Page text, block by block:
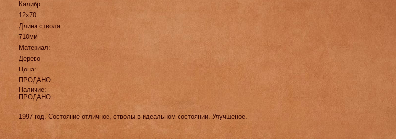
Калибр:
12х70
Длина ствола:
710мм
Материал:
Дерево
Цена:
ПРОДАНО
Наличие:
ПРОДАНО
1997 год. Состояние отличное, стволы в идеальном состоянии. Улучшеное.